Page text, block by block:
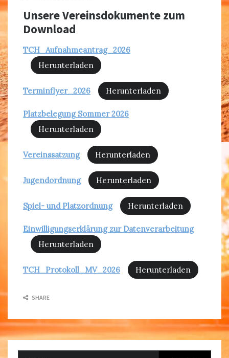
Unsere Vereinsdokumente zum
Download
TCH_Aufnahmeantrag_2026
Herunterladen
Terminflyer_2026 Herunterladen
Platzbelegung Sommer 2026
Herunterladen
Vereinssatzung Herunterladen
Jugendordnung Herunterladen
Spiel- und Platzordnung Herunterladen
Einwilligungserklärung zur Datenverarbeitung
Herunterladen
TCH_Protokoll_MV_2026 Herunterladen
SHARE